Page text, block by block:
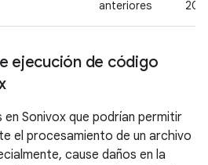
anteriores
ejecución de código
en Sonivox que podrían permitir
el procesamiento de un archivo
cause daños en la